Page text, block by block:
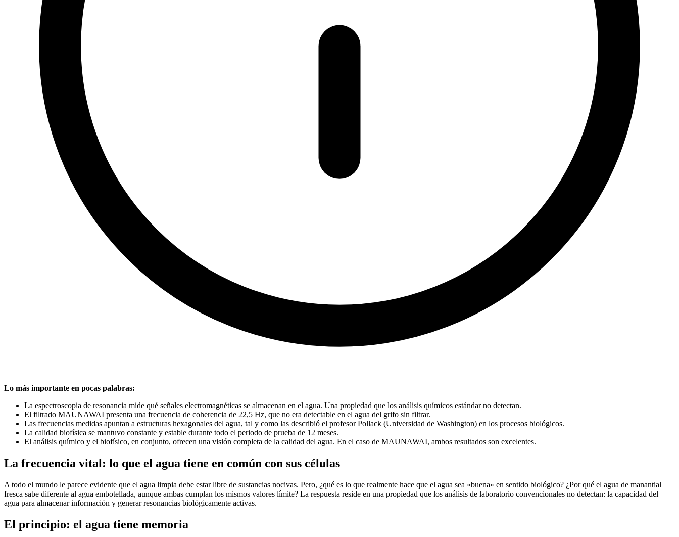
Lo más importante en pocas palabras:
La espectroscopia de resonancia mide qué señales electromagnéticas se almacenan en el agua. Una propiedad que los análisis químicos estándar no detectan.
El filtrado MAUNAWAI presenta una frecuencia de coherencia de 22,5 Hz, que no era detectable en el agua del grifo sin filtrar.
Las frecuencias medidas apuntan a estructuras hexagonales del agua, tal y como las describió el profesor Pollack (Universidad de Washington) en los procesos biológicos.
La calidad biofísica se mantuvo constante y estable durante todo el periodo de prueba de 12 meses.
El análisis químico y el biofísico, en conjunto, ofrecen una visión completa de la calidad del agua. En el caso de MAUNAWAI, ambos resultados son excelentes.
La frecuencia vital: lo que el agua tiene en común con sus células
A todo el mundo le parece evidente que el agua limpia debe estar libre de sustancias nocivas. Pero, ¿qué es lo que realmente hace que el agua sea «buena» en sentido biológico? ¿Por qué el agua de manantial
fresca sabe diferente al agua embotellada, aunque ambas cumplan los mismos valores límite? La respuesta reside en una propiedad que los análisis de laboratorio convencionales no detectan: la capacidad del
agua para almacenar información y generar resonancias biológicamente activas.
El principio: el agua tiene memoria